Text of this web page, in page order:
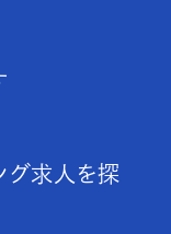
グ求人を探